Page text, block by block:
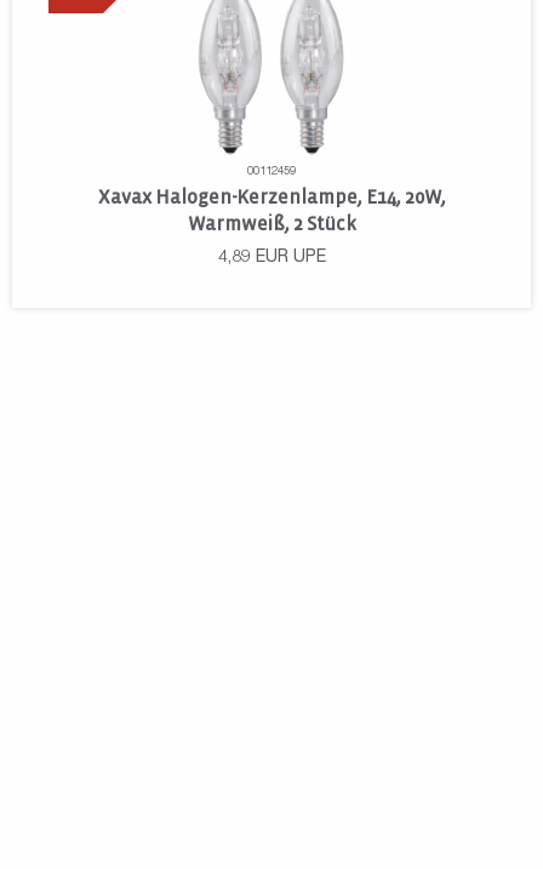
00112459
Xavax Halogen-Kerzenlampe, E14, 20W,
Warmweiß, 2 Stück
4,89 EUR UPE